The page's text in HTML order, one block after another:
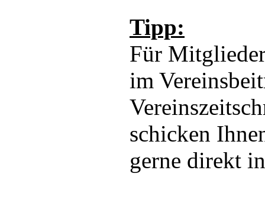
Tipp:
Für
im
schicken
gerne direkt